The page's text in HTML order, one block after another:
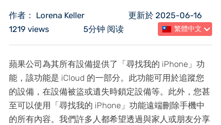
作者： Lorena Keller
更新於 2025-06-16
1219 views
5分钟 阅读 繁體中文
蘋果公司為其所有設備提供了「尋找我的 iPhone」功
能，該功能是 iCloud 的一部分。此功能可用於追蹤您
的設備，在設備被盜或遺失時鎖定設備等。此外，您甚
至可以使用「尋找我的 iPhone」功能遠端刪除手機中
的所有內容。我們許多人都希望透過與家人或朋友分享